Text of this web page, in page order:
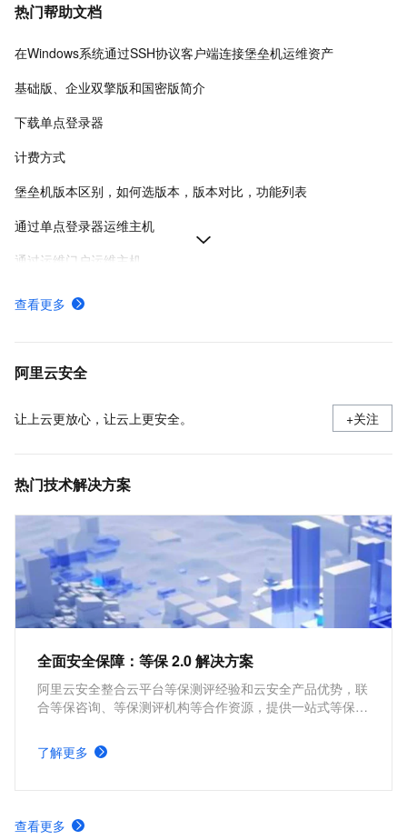
热门帮助文档
在Windows系统通过SSH协议客户端连接堡垒机运维资产
基础版、企业双擎版和国密版简介
下载单点登录器
计费方式
堡垒机版本区别，如何选版本，版本对比，功能列表
通过单点登录器运维主机
通过运维门户运维主机
管理员快速入门
堡垒机支持的运维方式,如何使用堡垒机运维服务器
查看更多
阿里云安全
让上云更放心，让云上更安全。 +关注
热门技术解决方案
全面安全保障：等保 2.0 解决方案
阿里云安全整合云平台等保测评经验和云安全产品优势，联
合等保咨询、等保测评机构等合作资源，提供一站式等保测
快速通过等保测评。
了解更多
查看更多